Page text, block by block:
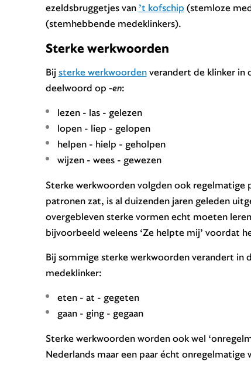
ezeldsbruggetjes van ’t kofschip (stemloze
(stemhebbende medeklinkers).
Sterke werkwoorden
Bijsterke werkwoordenverandert de klinker in
deelwoord op -en:
lezen - las - gelezen
lopen - liep - gelopen
helpen - hielp - geholpen
wijzen - wees - gewezen
Sterke werkwoorden volgden ook
patronen zat, is al duizenden jaren geleden
overgebleven sterke vormen echt moeten
bijvoorbeeld weleens ‘Ze helpte mij’ voordat
Bij sommige sterke werkwoorden verandert in
medeklinker:
eten - at - gegeten
gaan - ging - gegaan
Sterke werkwoorden worden ook wel
Nederlands maar een paar écht